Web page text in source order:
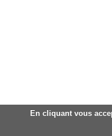
En cliquant vous